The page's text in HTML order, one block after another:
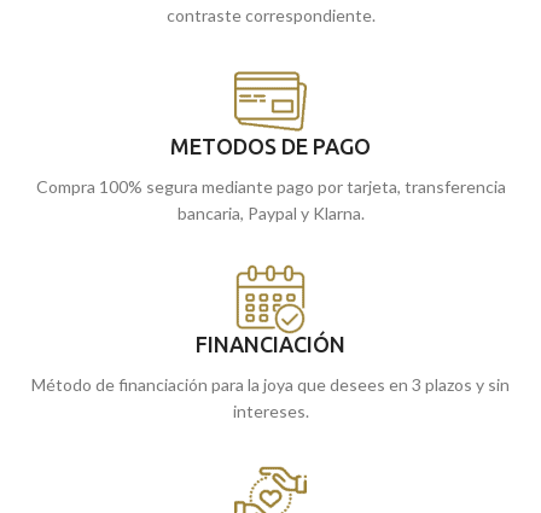
contraste correspondiente.
METODOS DE PAGO
Compra 100% segura mediante pago por tarjeta, transferencia
bancaria, Paypal y Klarna.
FINANCIACIÓN
Método de financiación para la joya que desees en 3 plazos y sin
intereses.